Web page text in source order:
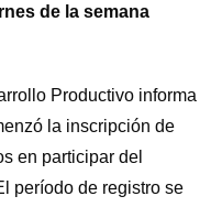
de la semana
Productivo informa
la inscripción de
en participar del
período de registro se